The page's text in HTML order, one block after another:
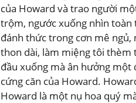
của Howard và trao người
trộm, ngước xuống nhìn toàn
đánh thức trong cơn mê ngủ,
thon dài, làm miệng tôi thèm
đầu xuống mà ân hưởng một
cứng căn của Howard.
Howard là một nụ hoa quý